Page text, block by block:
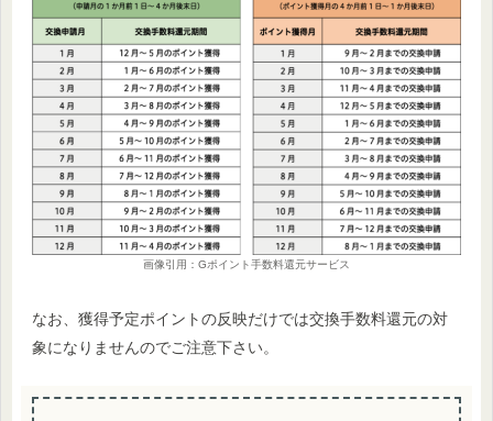
画像引用：Gポイント手数料還元サービス
なお、獲得予定ポイントの反映だけでは交換手数料還元の対
象になりませんのでご注意下さい。